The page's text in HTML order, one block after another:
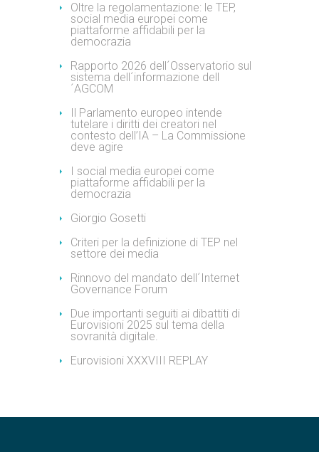
Oltre la regolamentazione: le TEP,
social media europei come
piattaforme affidabili per la
democrazia
Rapporto 2026 dell´Osservatorio sul
sistema dell´informazione dell
´AGCOM
Il Parlamento europeo intende
tutelare i diritti dei creatori nel
contesto dell’IA – La Commissione
deve agire
I social media europei come
piattaforme affidabili per la
democrazia
Giorgio Gosetti
Criteri per la definizione di TEP nel
settore dei media
Rinnovo del mandato dell´Internet
Governance Forum
Due importanti seguiti ai dibattiti di
Eurovisioni 2025 sul tema della
sovranità digitale.
Eurovisioni XXXVIII REPLAY